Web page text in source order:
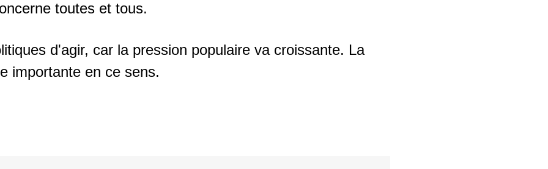
toutes et tous.
d'agir, car la pression populaire va croissante. La
importante en ce sens.